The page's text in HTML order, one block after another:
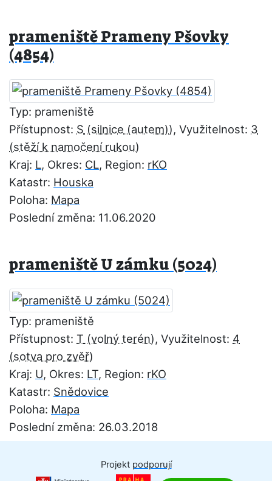
prameniště Prameny Pšovky
(4854)
Typ: prameniště
Přístupnost: S , Využitelnost: 3
Kraj: L, Okres: CL, Region: rKO
Katastr: Houska
Poloha: Mapa
Poslední změna: 11.06.2020
prameniště U zámku (5024)
Typ: prameniště
Přístupnost: T , Využitelnost: 4
Kraj: U, Okres: LT, Region: rKO
Katastr: Snědovice
Poloha: Mapa
Poslední změna: 26.03.2018
Projekt podporují